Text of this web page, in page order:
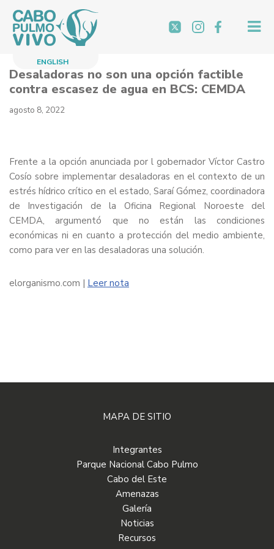
Saltar
al
contenidoENGLISH
Desaladoras no son una opción factible
contra escasez de agua en BCS: CEMDA
agosto 8, 2022
Frente a la opción anunciada por l gobernador Víctor Castro
Cosío sobre implementar desaladoras en el contexto de un
estrés hídrico crítico en el estado, Saraí Gómez, coordinadora
de Investigación de la Oficina Regional Noroeste del
CEMDA, argumentó que no están las condiciones
económicas ni en cuanto a protección del medio ambiente,
como para ver en las desaladoras una solución.
elorganismo.com | Leer nota
MAPA DE SITIO
Integrantes
Parque Nacional Cabo Pulmo
Cabo del Este
Amenazas
Galería
Noticias
Recursos